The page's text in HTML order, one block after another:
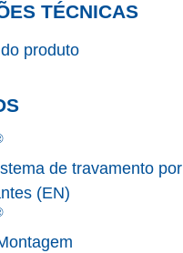
TÉCNICAS
produto
de travamento por
(EN)